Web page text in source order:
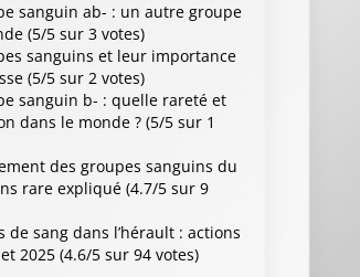
sanguin ab- : un autre groupe
(5/5 sur 3 votes)
sanguins et leur importance
(5/5 sur 2 votes)
sanguin b- : quelle rareté et
dans le monde ? (5/5 sur 1
des groupes sanguins du
rare expliqué (4.7/5 sur 9
de sang dans l’hérault : actions
2025 (4.6/5 sur 94 votes)